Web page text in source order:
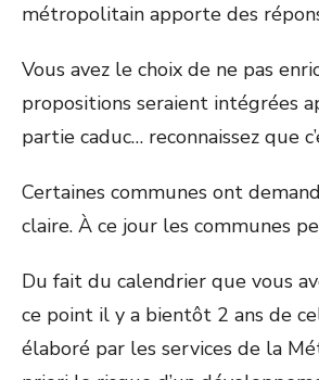
métropolitain apporte des
Vous avez le choix de ne pas
propositions seraient intégrées
partie caduc… reconnaissez que
Certaines communes ont
claire. À ce jour les communes
Du fait du calendrier que vous
ce point il y a bientôt 2 ans de
élaboré par les services de la